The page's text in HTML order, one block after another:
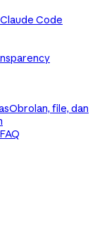
Claude Code
Obrolan, file, dan
FAQ